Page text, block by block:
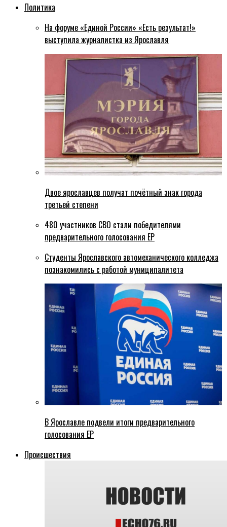
Политика
На форуме «Единой России» «Есть результат!»
выступила журналистка из Ярославля
Двое ярославцев получат почётный знак города
третьей степени
480 участников СВО стали победителями
предварительного голосования ЕР
Студенты Ярославского автомеханического колледжа
познакомились с работой муниципалитета
В Ярославле подвели итоги предварительного
голосования ЕР
Происшествия